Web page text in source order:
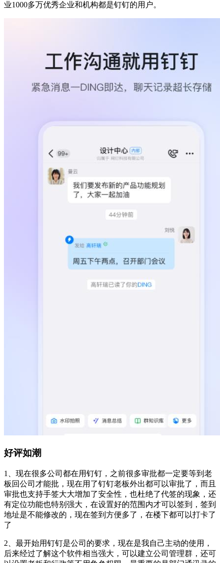
业1000多万优秀企业和机构都是钉钉的用户。
好评如潮
1、现在很多公司都在用钉钉，之前很多审批都一定要等到老
板回公司才能批，现在用了钉钉老板外出都可以审批了，而且
审批也支持手签大大增加了安全性，也杜绝了代签的现象，还
有定位功能也特别强大，在设置好的范围内才可以签到，签到
地址是不能修改的，现在签到方便多了，在楼下都可以打卡了
了
2、最开始用钉钉是公司的要求，现在是我自己主动的使用，
后来经过了解这个软件相当强大，可以建立公司管理群，还可